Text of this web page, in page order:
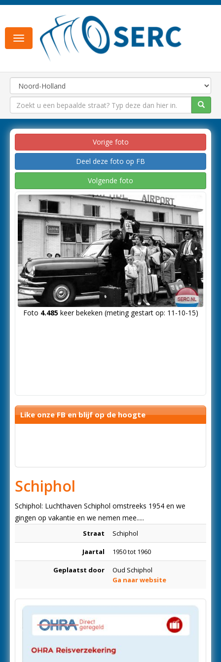
Toggle
navigation
Vorige foto
Deel deze foto op FB
Volgende foto
Foto 4.485keer bekeken (meting gestart op: 11-10-15)
Like onze FB en blijf op de hoogte
Schiphol
Schiphol: Luchthaven Schiphol omstreeks 1954 en we
gingen op vakantie en we nemen mee.....
Straat Schiphol
Jaartal 1950 tot 1960
Geplaatst door
Oud Schiphol
Ga naar website